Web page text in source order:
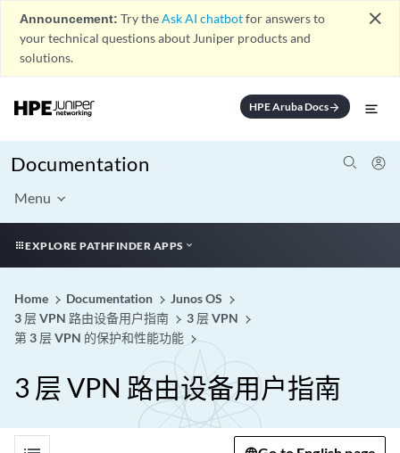
Announcement: Try theAsk AI chatbotfor answers to
your technical questions about Juniper products and
solutions.
close
HPE Aruba Docsarrow_forward
Documentation
Menu
EXPLORE PATHFINDER APPS
Home Documentation
Junos OS
3 层 VPN 路由设备用户指南
3 层 VPN
第 3 层 VPN 的保护和性能功能
3 层 VPN 路由设备用户指南